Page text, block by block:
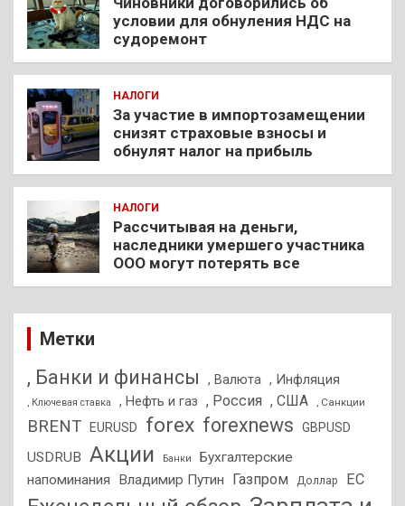
условии для обнуления НДС на
судоремонт
НАЛОГИ
За участие в импортозамещении
снизят страховые взносы и
обнулят налог на прибыль
НАЛОГИ
Рассчитывая на деньги,
наследники умершего участника
ООО могут потерять все
Метки
, Банки и финансы , Валюта , Инфляция
, Ключевая ставка , Нефть и газ , Россия , США , Санкции
BRENT EURUSD forex forexnews GBPUSD
USDRUB Акции Банки
Бухгалтерские
напоминания
Владимир Путин Газпром Доллар ЕС